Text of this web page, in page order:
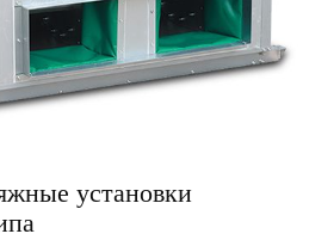
установки